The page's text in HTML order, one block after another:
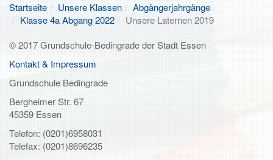
Startseite Unsere Klassen
Abgängerjahrgänge
Klasse 4a Abgang 2022
Unsere Laternen 2019
© 2017 Grundschule-Bedingrade der Stadt Essen
Kontakt & Impressum
Grundschule Bedingrade
Bergheimer Str. 67
45359 Essen
Telefon: (0201)6958031
Telefax: (0201)8696235